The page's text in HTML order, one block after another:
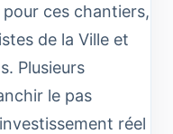
ces chantiers,
de la Ville et
Plusieurs
le pas
réel